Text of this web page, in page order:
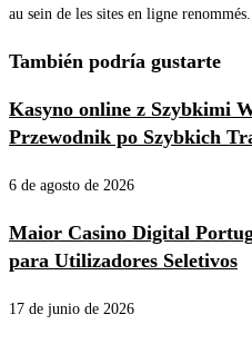
au sein de les sites en ligne renommés.
También podría gustarte
Kasyno online z Szybkimi
Przewodnik po Szybkich
6 de agosto de 2026
Maior Casino Digital
para Utilizadores Seletivos
17 de junio de 2026